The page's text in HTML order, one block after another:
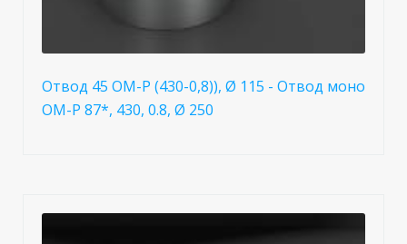
Отвод 45 OM-Р (430-0,8)), Ø 115 - Отвод моно
ОМ-Р 87*, 430, 0.8, Ø 250